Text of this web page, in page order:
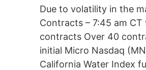
Due to volatility in the
Contracts – 7:45 am
contracts Over 40
initial Micro Nasdaq
California Water Index